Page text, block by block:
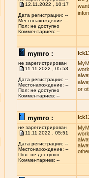
12.11.2022 , 10:17
Дата регистрации: --
Местонахождение: --
Пол: не доступно
Комментариев: --
mymro :
не зарегистрирован
11.11.2022 , 05:53
Дата регистрации: --
Местонахождение: --
Пол: не доступно
Комментариев: --
or
mymro :
не зарегистрирован
11.11.2022 , 05:51
Дата регистрации: --
Местонахождение: --
Пол: не доступно
Комментариев: --